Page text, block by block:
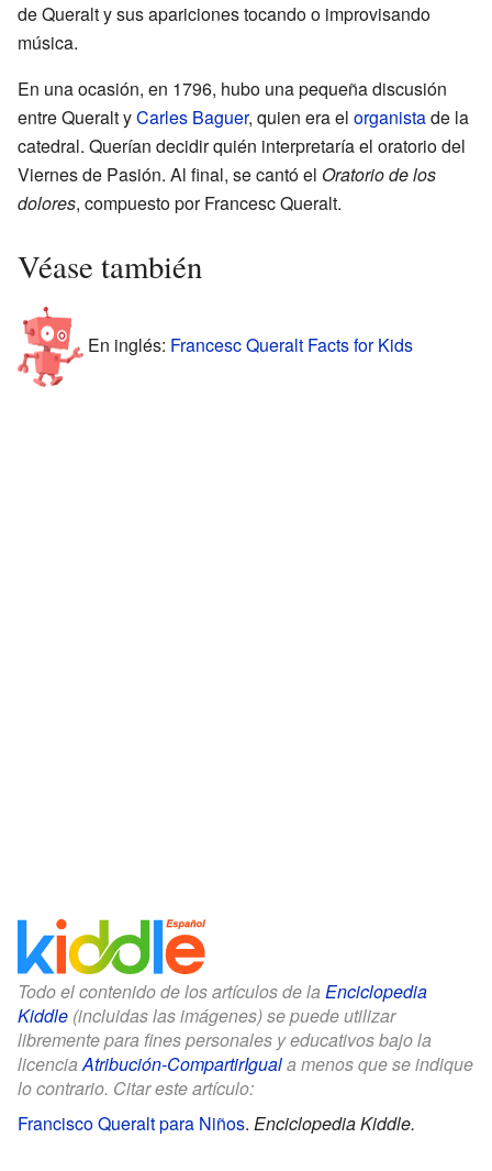
de Queralt y sus apariciones tocando o improvisando
música.
En una ocasión, en 1796, hubo una pequeña discusión
entre Queralt yCarles Baguer, quien era el organistade la
catedral. Querían decidir quién interpretaría el oratorio del
Viernes de Pasión. Al final, se cantó el Oratorio de los
dolores, compuesto por Francesc Queralt.
Véase también
En inglés: Francesc Queralt Facts for Kids
Todo el contenido de los artículos de la Enciclopedia
Kiddle (incluidas las imágenes) se puede utilizar
libremente para fines personales y educativos bajo la
licenciaAtribución-CompartirIguala menos que se indique
lo contrario. Citar este artículo:
Francisco Queralt para Niños. Enciclopedia Kiddle.